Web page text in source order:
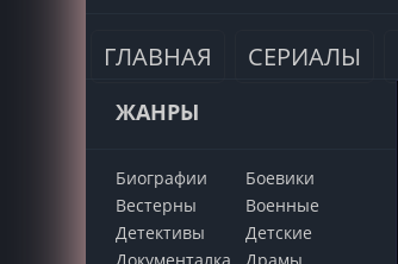
ГЛАВНАЯ СЕРИАЛЫ
ЖАНРЫ
Биографии
Боевики
Вестерны
Военные
Детективы
Детские